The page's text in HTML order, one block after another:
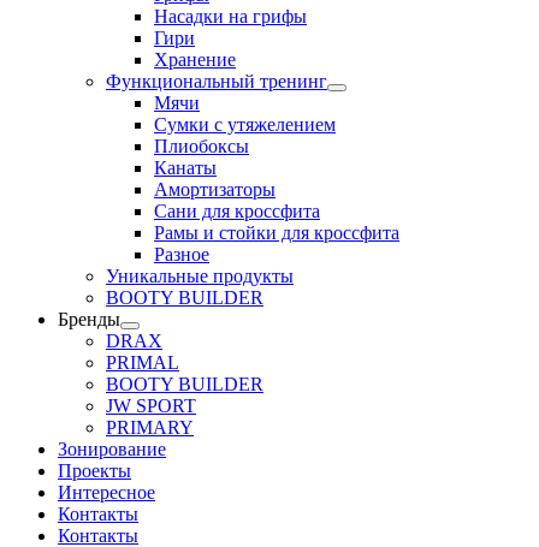
Насадки на грифы
Гири
Хранение
Функциональный тренинг
Мячи
Сумки с утяжелением
Плиобоксы
Канаты
Амортизаторы
Сани для кроссфита
Рамы и стойки для кроссфита
Разное
Уникальные продукты
BOOTY BUILDER
Бренды
DRAX
PRIMAL
BOOTY BUILDER
JW SPORT
PRIMARY
Зонирование
Проекты
Интересное
Контакты
Контакты